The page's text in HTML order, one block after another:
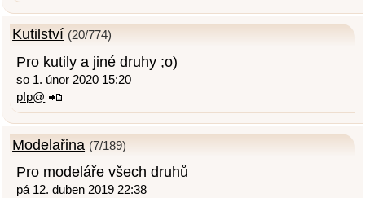
Kutilství (20/774)
Pro kutily a jiné druhy ;o)
so 1. únor 2020 15:20
p!p@
Modelařina (7/189)
Pro modeláře všech druhů
pá 12. duben 2019 22:38